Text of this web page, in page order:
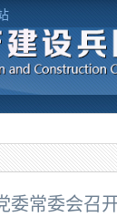
委常委会召